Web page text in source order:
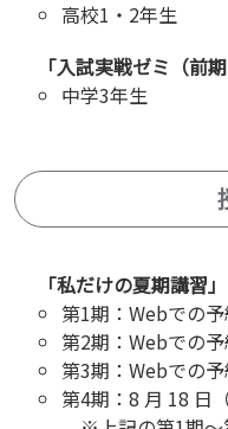
高校1・2年生
「入試実戦ゼミ（前
中学3年生
「私だけの夏期講習」
第1期：Webでの
第2期：Webでの
第3期：Webでの
第4期：8 月 18 日